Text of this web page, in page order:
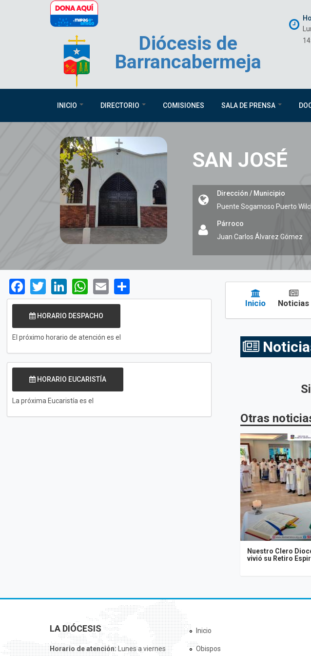
Pasar al contenido principal
Diócesis de
Barrancabermeja
INICIO DIRECTORIO COMISIONES SALA DE PRENSA
SAN JOSÉ
Dirección / Municipio
Puente Sogamoso Puerto
Párroco
Juan Carlos Álvarez Gómez
Facebook
TwitterLinkedIn
WhatsApp
Email
HORARIO DESPACHO
El próximo horario de atención es el
HORARIO EUCARISTÍA
La próxima Eucaristía es el
Inicio Noticias
Otras
Nuestro Clero
vivió su Retiro
LA DIÓCESIS
Horario de atención:Lunes a viernes
Inicio
Obispos